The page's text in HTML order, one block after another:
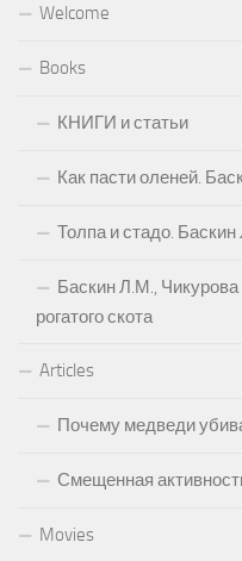
Welcome
Books
КНИГИ и статьи
Как пасти оленей.
Толпа и стадо.
Баскин Л.М.,
рогатого скота
Articles
Почему медведи
Смещенная
Movies